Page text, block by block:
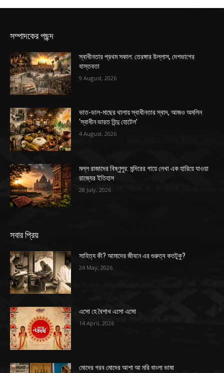
সম্পাদকের পছন্দ
স্বাধীনতার প্রথম সকাল: তেরঙ্গার উল্লাস, দেশভাগের
বাস্তবতা
9 August, 2026
ভাত-ডাল-মাছের থালায় স্বাধীনতার স্বাদ, আজও অমলিন
‘স্বাধীন ভারত হিন্দু হোটেল’
4 August, 2026
মল্ল রাজাদের বিষ্ণুপুর: মন্দিরের গায়ে লেখা এক হারিয়ে যাওয়া
রাজ্যের ইতিহাস
28 July, 2026
সবার প্রিয়
সাহিত্য কী? আমাদের জীবনে এর গুরুত্ব কতটুকু?
24 May, 2026
এসো হে বৈশাখ এসো এসো
14 April, 2026
মোদের গরব মোদের আশা আ মরি বাংলা ভাষা